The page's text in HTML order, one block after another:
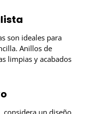
son ideales para
Anillos de
limpias y acabados